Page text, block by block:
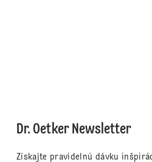
Dr. Oetker Newsletter
Získajte pravidelnú dávku